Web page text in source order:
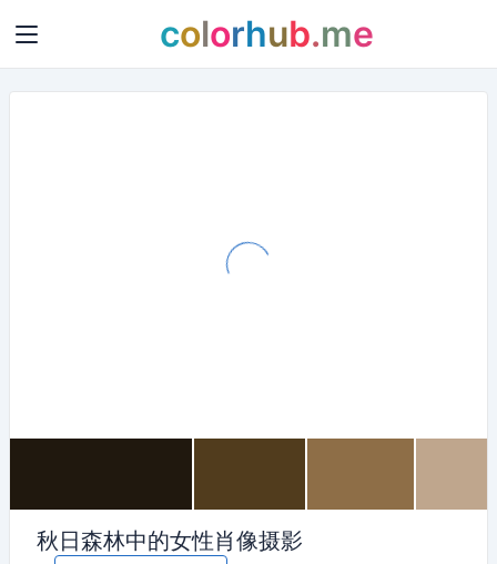
colorhub.me
秋日森林中的女性肖像摄影